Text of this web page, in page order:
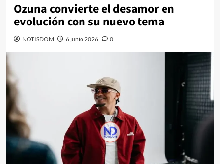
Ozuna convierte el desamor en
evolución con su nuevo tema
NOTISDOM 6 junio 2026 0